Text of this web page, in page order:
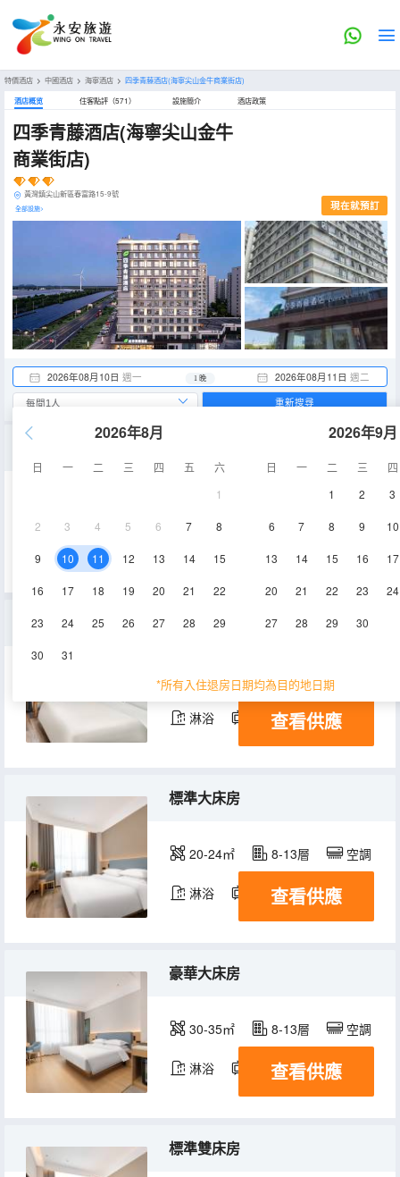
特價酒店 > 中國酒店 > 海寧酒店 > 四季青藤酒店(海寧尖山金牛商業街店)
酒店概览 住客點評（571） 設施簡介 酒店政策
四季青藤酒店(海寧尖山金牛
商業街店)
黃灣鎮尖山新區春富路15-9號
全部設施> 現在就預訂
2026年08月10日 週一 2026年08月11日 週二
1 晚
2026年8月
日 一 二 三 四 五
六
1
2 3 4 5 6 7 8
9 10 11 12 13 14 15
16 17 18 19 20 21 22
23 24 25 26 27 28 29
30 31
2026年9月
日 一 二 三
四
1
2 3
6 7 8 9 10
13 14 15 16 17
20 21 22 23 24
27 28 29 30
*所有入住退房日期均為目的地日期
重新搜尋
淋浴
温馨大床房
20㎡ 3層 空調
淋浴 電視機
查看供應
標準大床房
20-24㎡ 8-13層 空調
淋浴 電視機 冰箱
查看供應
豪華大床房
30-35㎡ 8-13層 空調
淋浴 電視機
查看供應
標準雙床房